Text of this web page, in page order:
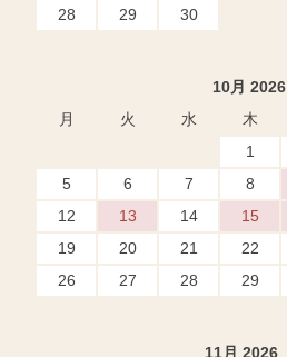
28
29 30
10月 2026
月
火 水 木
1
5
6 7 8
12
13 14 15
19
20 21 22
26
27 28 29
11月 2026